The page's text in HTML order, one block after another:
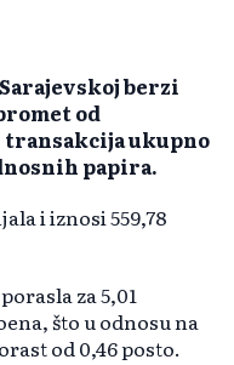
berzi
od
transakcija ukupno
papira.
i iznosi 559,78
za 5,01
što u odnosu na
od 0,46 posto.